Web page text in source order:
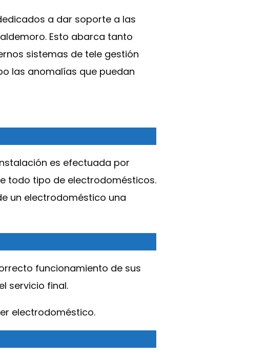
a dar soporte a las
Esto abarca tanto
sistemas de tele gestión
las anomalías que puedan
es efectuada por
todo tipo de electrodomésticos.
un electrodoméstico una
funcionamiento de sus
servicio final.
electrodoméstico.